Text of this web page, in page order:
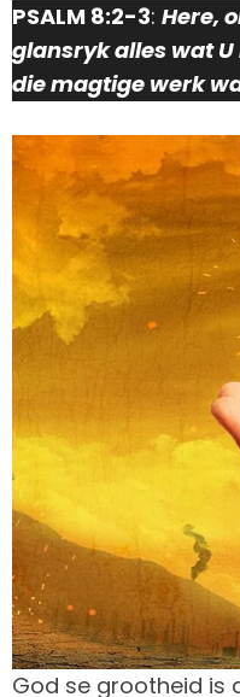
PSALM 8:2-3: Here,
glansryk alles wat
die magtige werk
God se grootheid is